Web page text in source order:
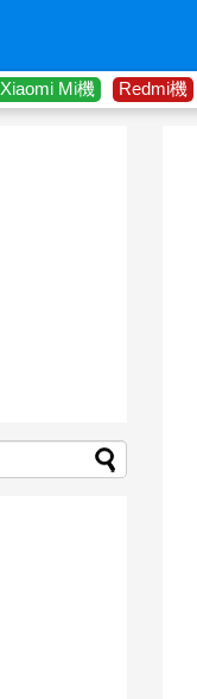
Xiaomi Mi機 Redmi機